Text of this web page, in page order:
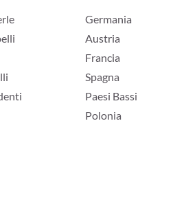
Germania
Austria
Francia
Spagna
Paesi Bassi
Polonia